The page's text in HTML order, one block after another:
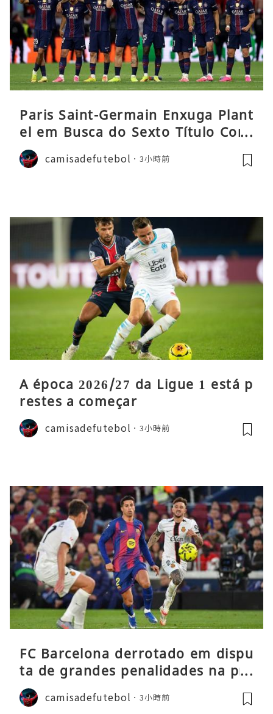
Paris Saint-Germain Enxuga Plant
el em Busca do Sexto Título Cons
ecutivo da Liga
camisadefutebol 3小時前
A época 2026/27 da Ligue 1 está p
restes a começar
camisadefutebol 3小時前
FC Barcelona derrotado em dispu
ta de grandes penalidades na pré
-época
camisadefutebol 3小時前